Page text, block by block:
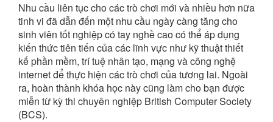
Nhu cầu liên tục cho các trò chơi mới và nhiều hơn nữa
tinh vi đã dẫn đến một nhu cầu ngày càng tăng cho
sinh viên tốt nghiệp có tay nghề cao có thể áp dụng
kiến ​​thức tiên tiến của các lĩnh vực như kỹ thuật thiết
kế phần mềm, trí tuệ nhân tạo, mạng và công nghệ
internet để thực hiện các trò chơi của tương lai. Ngoài
ra, hoàn thành khóa học này cũng làm cho bạn được
miễn từ kỳ thi chuyên nghiệp British Computer Society
(BCS).